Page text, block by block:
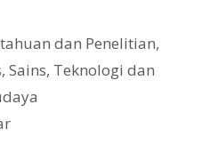
dan Penelitian,
, Sains, Teknologi dan